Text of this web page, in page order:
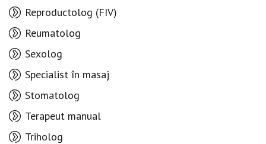
Reproductolog (FIV)
Reumatolog
Sexolog
Specialist în masaj
Stomatolog
Terapeut manual
Triholog